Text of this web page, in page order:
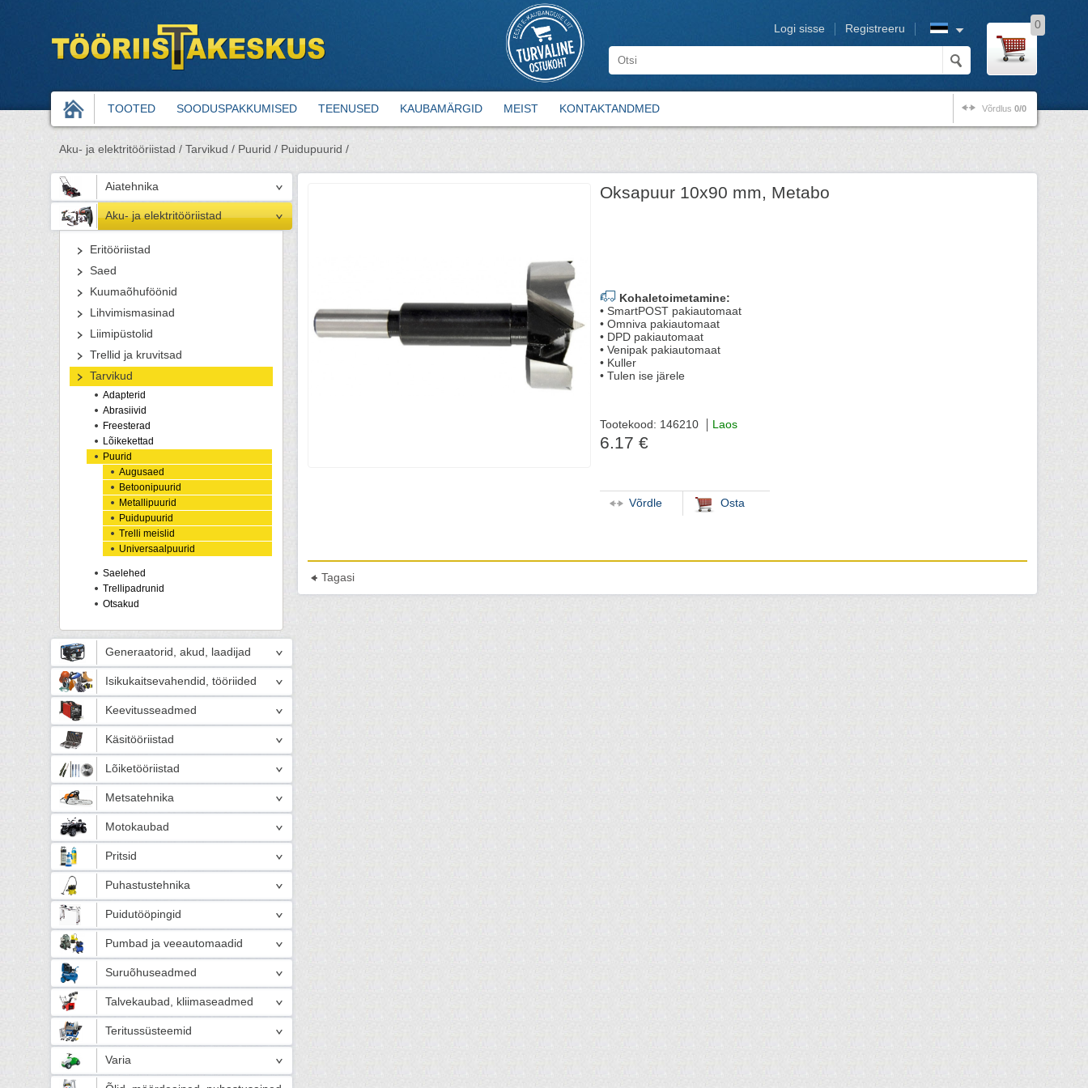
Registreeru
Logi sisse 0
TOOTED SOODUSPAKKUMISED TEENUSED KAUBAMÄRGID MEIST KONTAKTANDMED Võrdlus 0/0
Aku- ja elektritööriistad / Tarvikud / Puurid / Puidupuurid /
Aiatehnika
Aku- ja elektritööriistad
Eritööriistad
Saed
Kuumaõhuföönid
Lihvimismasinad
Liimipüstolid
Trellid ja kruvitsad
Tarvikud
Adapterid
Abrasiivid
Freesterad
Lõikekettad
Puurid
Augusaed
Betoonipuurid
Metallipuurid
Puidupuurid
Trelli meislid
Universaalpuurid
Saelehed
Trellipadrunid
Otsakud
Generaatorid, akud, laadijad
Isikukaitsevahendid, tööriided
Keevitusseadmed
Käsitööriistad
Lõiketööriistad
Metsatehnika
Motokaubad
Pritsid
Puhastustehnika
Puidutööpingid
Pumbad ja veeautomaadid
Suruõhuseadmed
Talvekaubad, kliimaseadmed
Teritussüsteemid
Varia
Oksapuur 10x90 mm, Metabo
Kohaletoimetamine:
• SmartPOST pakiautomaat
• Omniva pakiautomaat
• DPD pakiautomaat
• Venipak pakiautomaat
• Kuller
• Tulen ise järele
Tootekood: 146210 Laos
6.17 €
Võrdle Osta
Tagasi